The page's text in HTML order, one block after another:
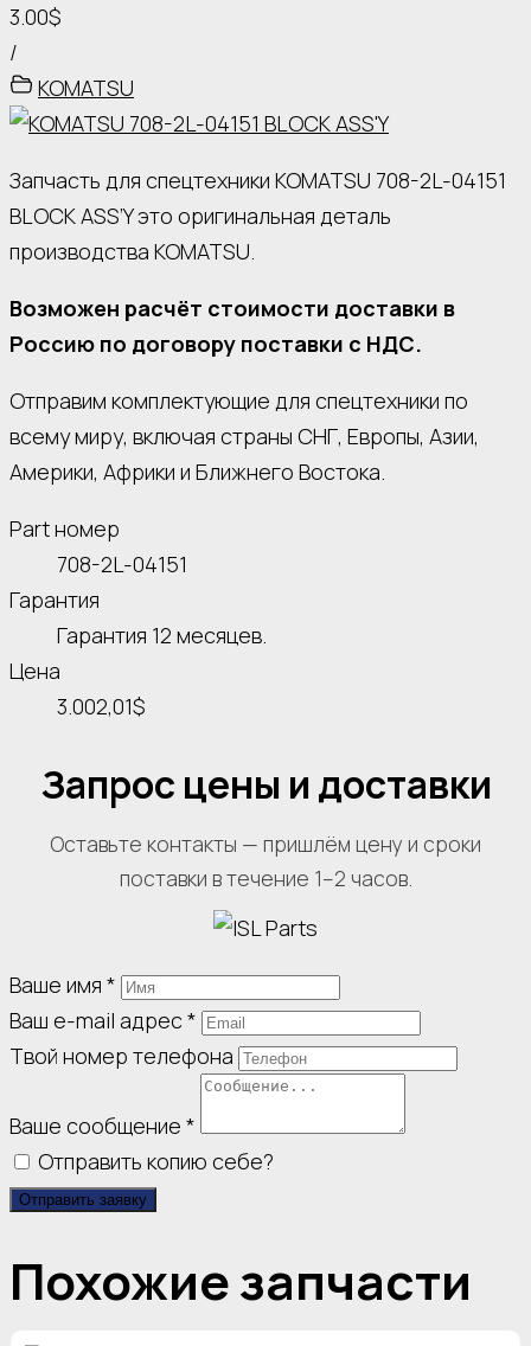
3.00$
/
KOMATSU
Запчасть для спецтехники KOMATSU 708-2L-04151
BLOCK ASS’Y это оригинальная деталь
производства KOMATSU.
Возможен расчёт стоимости доставки в
Россию по договору поставки с НДС.
Отправим комплектующие для спецтехники по
всему миру, включая страны СНГ, Европы, Азии,
Америки, Африки и Ближнего Востока.
Part номер
708-2L-04151
Гарантия
Гарантия 12 месяцев.
Цена
3.002,01$
Запрос цены и доставки
Оставьте контакты — пришлём цену и сроки
поставки в течение 1–2 часов.
Ваше имя *
Ваш e-mail адрес*
Твой номер телефона
Ваше сообщение *
Отправить копию себе?
Отправить заявку
Похожие запчасти